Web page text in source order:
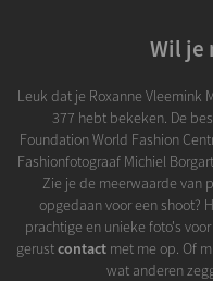
Wil je
Leuk dat je Roxanne Vleemink
377 hebt bekeken. De
Foundation World Fashion
Fashionfotograaf Michiel
Zie je de meerwaarde van
opgedaan voor een shoot?
prachtige en unieke foto's
gerustcontact met me op. Of
wat anderen